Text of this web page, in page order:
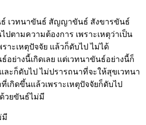
ธ์ เวทนาขันธ์ สัญญาขันธ์ สังขารขันธ์
ตามความต้องการ เพราะเหตุว่าเป็น
าะเหตุปัจจัย แล้วก็ดับไป ไม่ได้
อย่างนี้เกิดเลย แต่เวทนาขันธ์อย่างนี้ก็
ละก็ดับไป ไม่ปรารถนาที่จะให้สุขเวทนา
เกิดขึ้นแล้วเพราะเหตุปัจจัยก็ดับไป
วยขันธ์ไม่มี
มี